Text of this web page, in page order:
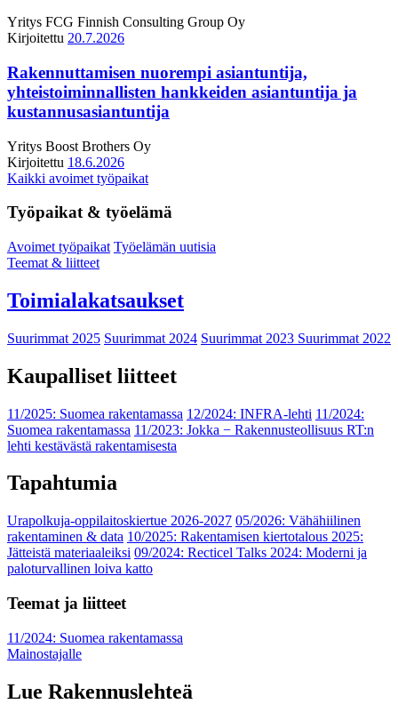
Yritys FCG Finnish Consulting Group Oy
Kirjoitettu 20.7.2026
Rakennuttamisen nuorempi asiantuntija,
yhteistoiminnallisten hankkeiden asiantuntija ja
kustannusasiantuntija
Yritys Boost Brothers Oy
Kirjoitettu 18.6.2026
Kaikki avoimet työpaikat
Työpaikat & työelämä
Avoimet työpaikat Työelämän uutisia
Teemat & liitteet
Toimialakatsaukset
Suurimmat 2025 Suurimmat 2024 Suurimmat 2023 Suurimmat 2022
Kaupalliset liitteet
11/2025: Suomea rakentamassa 12/2024: INFRA-lehti 11/2024:
Suomea rakentamassa 11/2023: Jokka − Rakennusteollisuus RT:n
lehti kestävästä rakentamisesta
Tapahtumia
Urapolkuja-oppilaitoskiertue 2026-2027 05/2026: Vähähiilinen
rakentaminen & data 10/2025: Rakentamisen kiertotalous 2025:
Jätteistä materiaaleiksi 09/2024: Recticel Talks 2024: Moderni ja
paloturvallinen loiva katto
Teemat ja liitteet
11/2024: Suomea rakentamassa
Mainostajalle
Lue Rakennuslehteä